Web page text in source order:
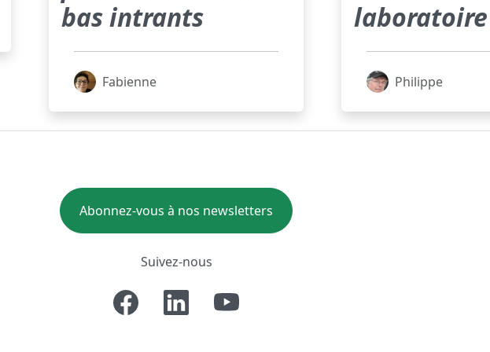
bas intrants
Fabienne Philippe
Abonnez-vous à nos newsletters
Suivez-nous